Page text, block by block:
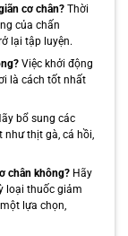
cơ chân?Thời
của chấn
lại tập luyện.
Việc khởi động
là cách tốt nhất
bổ sung các
thịt gà, cá hồi,
chân không?Hãy
loại thuốc giảm
lựa chọn,